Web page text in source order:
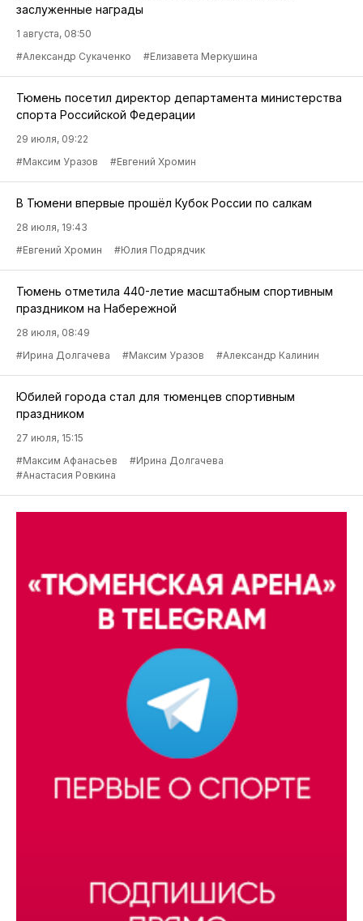
заслуженные награды
1 августа, 08:50
#Александр Сукаченко
#Елизавета Меркушина
Тюмень посетил директор департамента министерства
спорта Российской Федерации
29 июля, 09:22
#Максим Уразов
#Евгений Хромин
В Тюмени впервые прошёл Кубок России по салкам
28 июля, 19:43
#Евгений Хромин
#Юлия Подрядчик
Тюмень отметила 440-летие масштабным спортивным
праздником на Набережной
28 июля, 08:49
#Ирина Долгачева
#Максим Уразов #Александр Калинин
Юбилей города стал для тюменцев спортивным
праздником
27 июля, 15:15
#Максим Афанасьев
#Ирина Долгачева
#Анастасия Ровкина